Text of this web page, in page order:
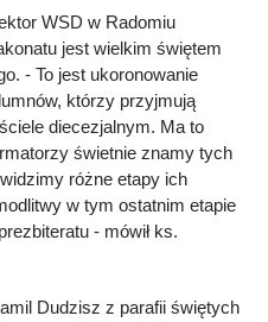
WSD w Radomiu
jest wielkim świętem
- To jest ukoronowanie
którzy przyjmują
diecezjalnym. Ma to
świetnie znamy tych
różne etapy ich
w tym ostatnim etapie
- mówił ks.
Dudzisz z parafii świętych